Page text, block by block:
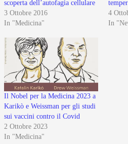
scoperta dell’autofagia cellulare
3 Ottobre 2016
In "Medicina"
4
In
Il Nobel per la Medicina 2023 a
Karikò e Weissman per gli studi
sui vaccini contro il Covid
2 Ottobre 2023
In "Medicina"